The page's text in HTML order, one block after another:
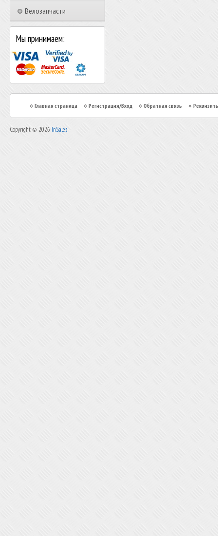
Велозапчасти
Мы принимаем:
Главная страница Регистрация/Вход Обратная связь
Copyright © 2026 InSales